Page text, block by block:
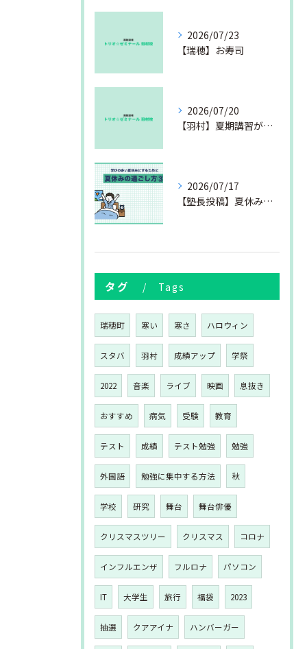
2026/07/23
【瑞穂】お寿司
2026/07/20
【羽村】夏期講習が始まりました
2026/07/17
【塾長投稿】夏休みの過ごし方③
タグ Tags
瑞穂町 寒い 寒さ ハロウィン
スタバ 羽村 成績アップ 学祭
2022 音楽 ライブ 映画 息抜き
おすすめ 病気 受験 教育
テスト 成績 テスト勉強 勉強
外国語 勉強に集中する方法 秋
学校 研究 舞台 舞台俳優
クリスマスツリー クリスマス コロナ
インフルエンザ フルロナ パソコン
IT 大学生 旅行 福袋 2023
抽選 クアアイナ ハンバーガー